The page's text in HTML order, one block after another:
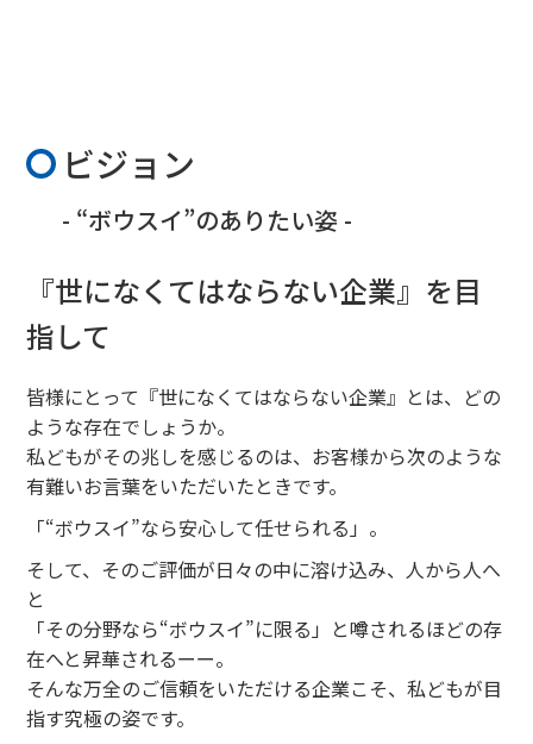
ビジョン
- “ボウスイ”のありたい姿 -
『世になくてはならない企業』を目
指して
皆様にとって『世になくてはならない企業』とは、どの
ような存在でしょうか。
私どもがその兆しを感じるのは、お客様から次のような
有難いお言葉をいただいたときです。
「“ボウスイ”なら安心して任せられる」。
そして、そのご評価が日々の中に溶け込み、人から人へ
と
「その分野なら“ボウスイ”に限る」と噂されるほどの存
在へと昇華されるーー。
そんな万全のご信頼をいただける企業こそ、私どもが目
指す究極の姿です。